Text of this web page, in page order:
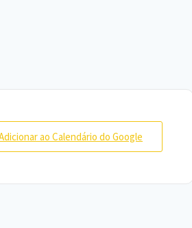
ao Calendário do Google